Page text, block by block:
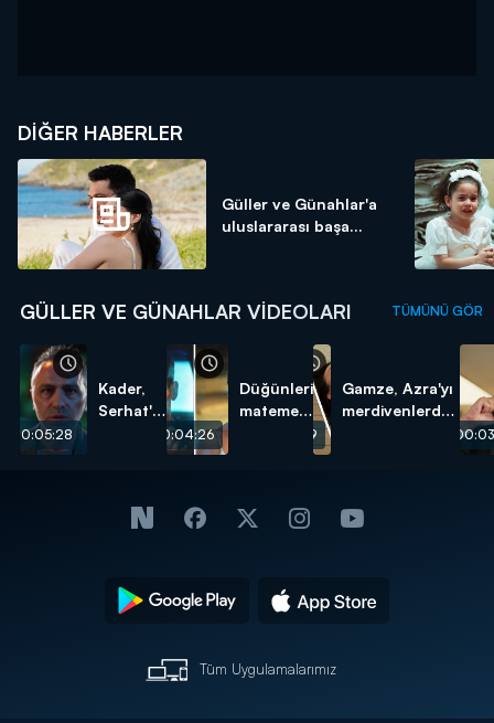
DIĞER HABERLER
Güller ve Günahlar'a
uluslararası başa...
GÜLLER VE GÜNAHLAR VIDEOLARI TÜMÜNÜ GÖR
00:05:28
Kader,
Serhat'ın
00:04:26
Düğünleri
mateme
00:02:19
Gamze, Azra'yı
merdivenlerden
Tüm Uygulamalarımız